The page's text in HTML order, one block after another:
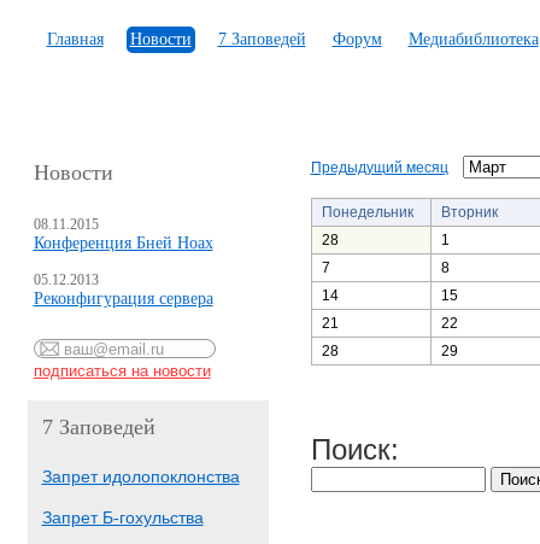
Главная Новости 7 Заповедей Форум Медиабиблиотека
Новости
08.11.2015
Конференция Бней Ноах
05.12.2013
Реконфигурация сервера
7 Заповедей
Запрет идолопоклонства
Запрет Б-гохульства
Предыдущий месяц
Понедельник
Вторник
28
1
7
8
14
15
21
22
28
29
Поиск: